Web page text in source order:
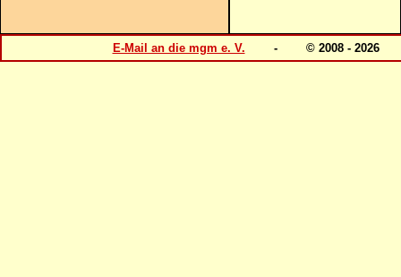
E-Mail an die mgm e. V. - © 2008 -